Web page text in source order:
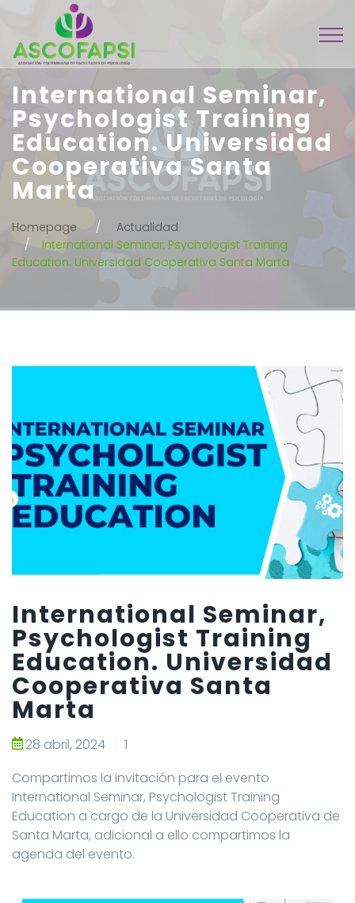
International Seminar,
Psychologist Training
Education. Universidad
Cooperativa Santa
Marta
Homepage
Actualidad
International Seminar, Psychologist Training
Education. Universidad Cooperativa Santa Marta
International Seminar,
Psychologist Training
Education. Universidad
Cooperativa Santa
Marta
28 abril, 2024
1
Compartimos la invitación para el evento
International Seminar, Psychologist Training
Education a cargo de la Universidad Cooperativa de
Santa Marta, adicional a ello compartimos la
agenda del evento.